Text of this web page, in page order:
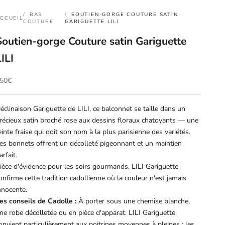
BAS
COUTURE
SOUTIEN-GORGE COUTURE SATIN
GARIGUETTE LILI
gorge Couture satin Gariguette
de vente
Gariguette de LILI, ce balconnet se taille dans un
satin broché rose aux dessins floraux chatoyants — une
fraise qui doit son nom à la plus parisienne des variétés.
bonnets offrent un décolleté pigeonnant et un maintien
d'évidence pour les soirs gourmands, LILI Gariguette
cette tradition cadollienne où la couleur n'est jamais
conseils de Cadolle : À porter sous une chemise blanche,
robe décolletée ou en pièce d'apparat. LILI Gariguette